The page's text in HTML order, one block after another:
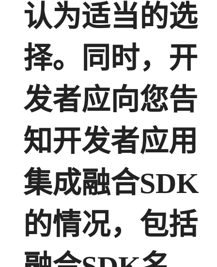
认为适当的选
择。同时，开
发者应向您告
知开发者应用
集成融合SDK
的情况，包括